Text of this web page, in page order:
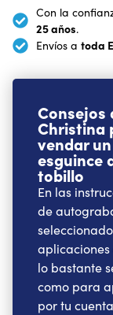
Con la
25 años.
Envíos a toda
Consejos
Christina
vendar un
esguince
tobillo
En las
de
seleccionado
aplicaciones
lo bastante
como para
por tu